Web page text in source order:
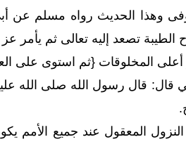
وهذا الحديث رواه مسلم عن
تصعد إليه تعالى ثم يأمر
أعلى المخلوقات {ثم استوى على
قال: قال رسول الله صلى الله
النزول المعقول عند جميع الأمم